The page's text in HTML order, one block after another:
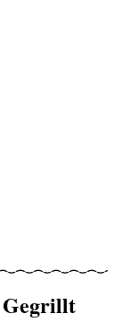
Gegrillt